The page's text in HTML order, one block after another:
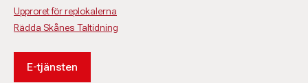
Upproret för replokalerna
Rädda Skånes Taltidning
E-tjänsten